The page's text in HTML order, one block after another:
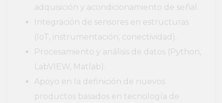
adquisición y acondicionamiento de señal.
Integración de sensores en estructuras
(IoT, instrumentación, conectividad).
Procesamiento y análisis de datos (Python,
LabVIEW, Matlab).
Apoyo en la definición de nuevos
productos basados en tecnología de